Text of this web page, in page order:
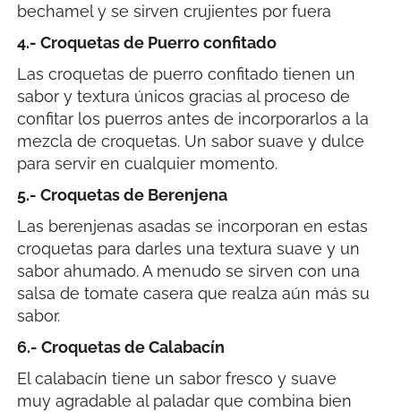
bechamel y se sirven crujientes por fuera
4.- Croquetas de Puerro confitado
Las croquetas de puerro confitado tienen un
sabor y textura únicos gracias al proceso de
confitar los puerros antes de incorporarlos a la
mezcla de croquetas. Un sabor suave y dulce
para servir en cualquier momento.
5.- Croquetas de Berenjena
Las berenjenas asadas se incorporan en estas
croquetas para darles una textura suave y un
sabor ahumado. A menudo se sirven con una
salsa de tomate casera que realza aún más su
sabor.
6.- Croquetas de Calabacín
El calabacín tiene un sabor fresco y suave
muy agradable al paladar que combina bien